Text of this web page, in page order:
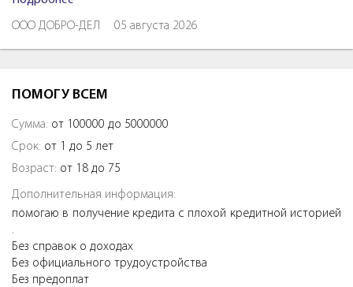
ООО ДОБРО-ДЕЛ 05 августа 2026
ПОМОГУ ВСЕМ
Сумма: от 100000 до 5000000
Срок: от 1 до 5 лет
Возраст: от 18 до 75
Дополнительная информация:
помогаю в получение кредита с плохой кредитной историей
.
Без справок о доходах
Без официального трудоустройства
Без предоплат